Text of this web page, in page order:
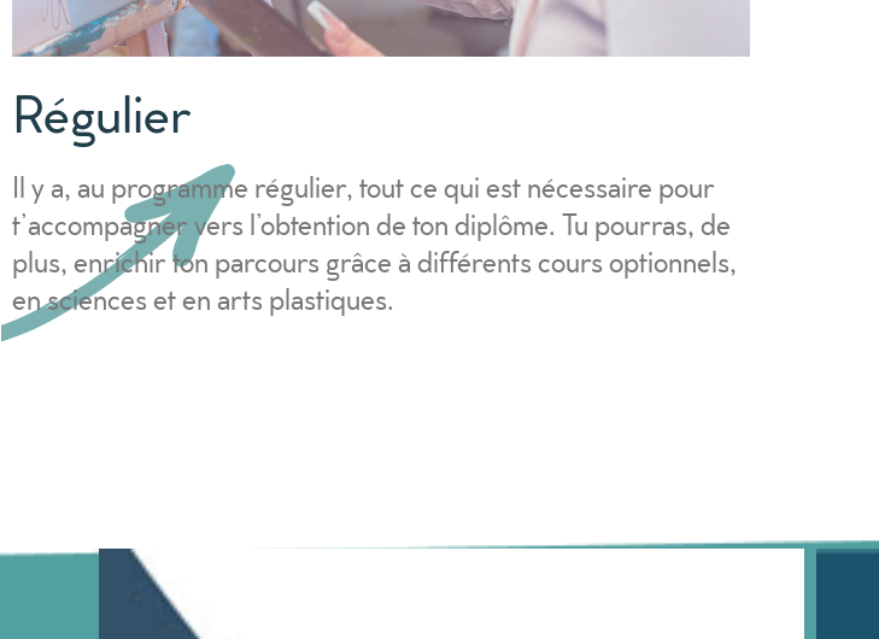
Régulier
Il y a, au programme régulier, tout ce qui est nécessaire pour
t’accompagner vers l’obtention de ton diplôme. Tu pourras, de
plus, enrichir ton parcours grâce à différents cours optionnels,
en sciences et en arts plastiques.